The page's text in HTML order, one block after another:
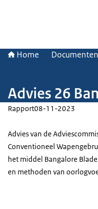
Home Documenten
Advies 26
Rapport08-11-2023
Advies van de
Conventioneel
het middel Bangalore
en methoden van